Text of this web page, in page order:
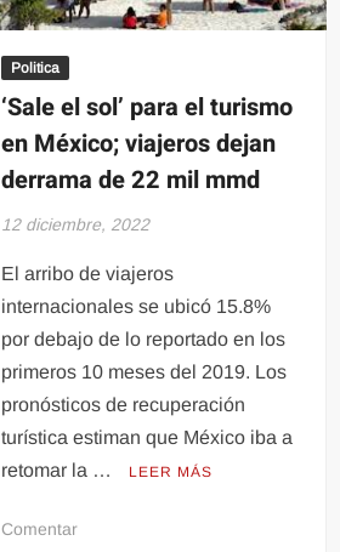
Politica
‘Sale el sol’ para el turismo
en México; viajeros dejan
derrama de 22 mil mmd
12 diciembre, 2022
El arribo de viajeros
internacionales se ubicó 15.8%
por debajo de lo reportado en los
primeros 10 meses del 2019. Los
pronósticos de recuperación
turística estiman que México iba a
retomar la …
LEER MÁS
Comentaren